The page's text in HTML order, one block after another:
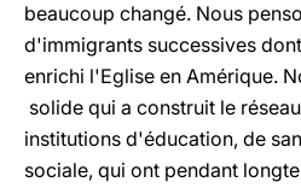
beaucoup changé. Nous
d'immigrants successives
enrichi l'Eglise en Amérique.
solide qui a construit le
institutions d'éducation, de
sociale, qui ont pendant